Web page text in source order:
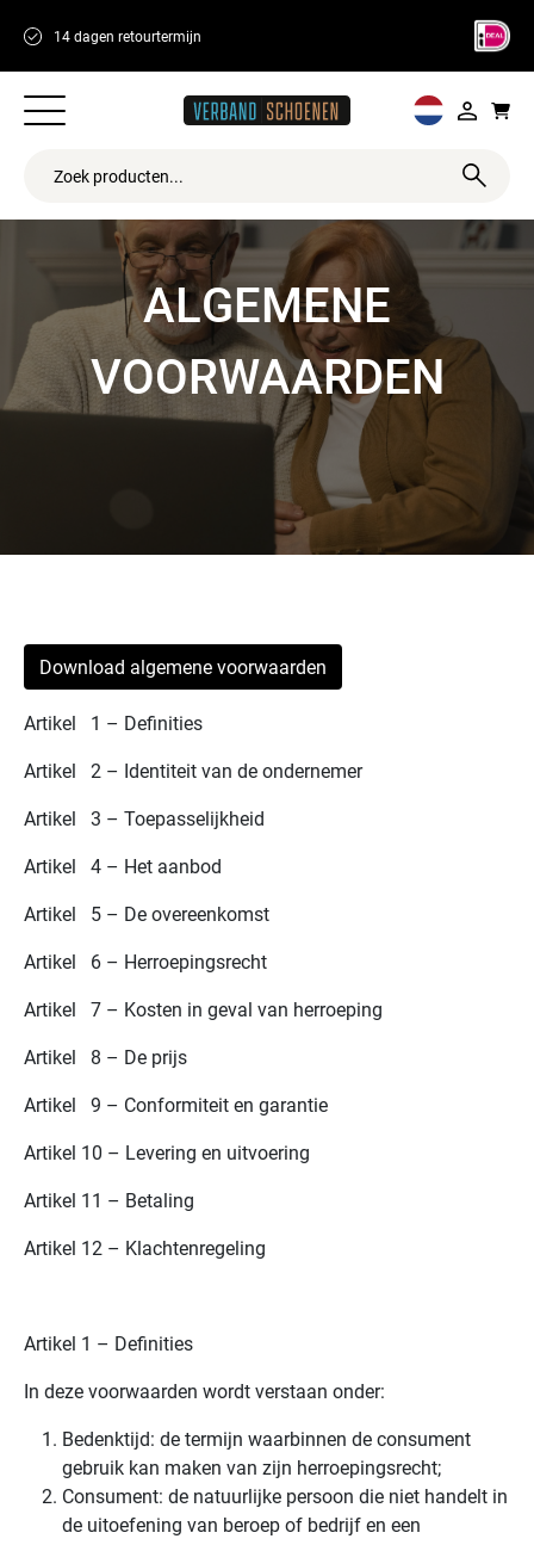
14 dagen retourtermijn Meer dan 250
ALGEMENE
VOORWAARDEN
Download algemene voorwaarden
Artikel 1 – Definities
Artikel 2 – Identiteit van de ondernemer
Artikel 3 – Toepasselijkheid
Artikel 4 – Het aanbod
Artikel 5 – De overeenkomst
Artikel 6 – Herroepingsrecht
Artikel 7 – Kosten in geval van herroeping
Artikel 8 – De prijs
Artikel 9 – Conformiteit en garantie
Artikel 10 – Levering en uitvoering
Artikel 11 – Betaling
Artikel 12 – Klachtenregeling
Artikel 1 – Definities
In deze voorwaarden wordt verstaan onder:
Bedenktijd: de termijn waarbinnen de consument
gebruik kan maken van zijn herroepingsrecht;
Consument: de natuurlijke persoon die niet handelt in
de uitoefening van beroep of bedrijf en een